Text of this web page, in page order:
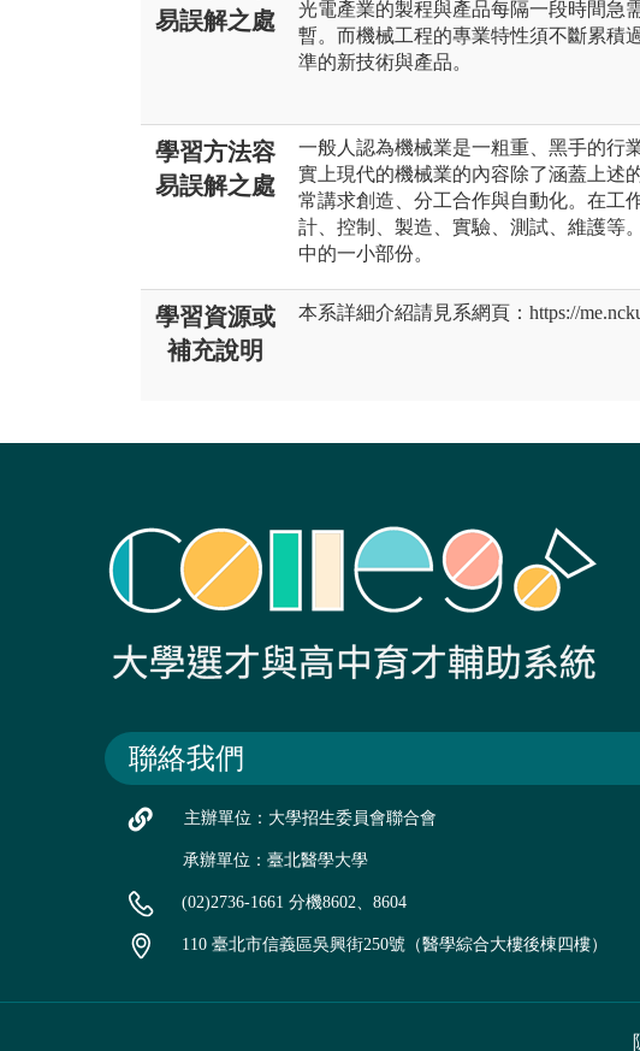
易誤解之處
光電產業的製程與產品每隔一段時間急
暫。而機械工程的專業特性須不斷累積
準的新技術與產品。
學習方法容
易誤解之處
一般人認為機械業是一粗重、黑手的行
實上現代的機械業的內容除了涵蓋上述
常講求創造、分工合作與自動化。在工
計、控制、製造、實驗、測試、維護等
中的一小部份。
學習資源或
補充說明
本系詳細介紹請見系網頁：https://
聯絡我們
主辦單位：大學招生委員會聯合會
承辦單位：臺北醫學大學
(02)2736-1661 分機8602、8604
110 臺北市信義區吳興街250號（醫學綜合大樓後棟四樓）